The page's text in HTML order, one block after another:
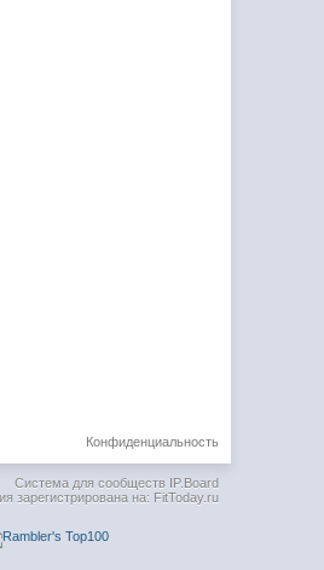
Конфиденциальность
Система для сообществ IP.Board
зарегистрирована на: FitToday.ru